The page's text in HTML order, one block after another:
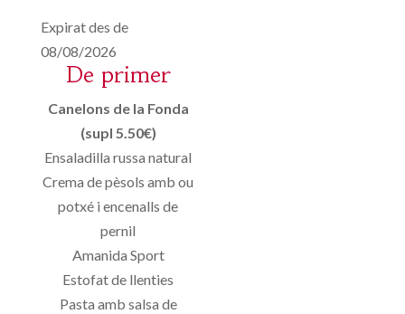
Expirat des de
08/08/2026
De primer
Canelons de la Fonda
(supl 5.50€)
Ensaladilla russa natural
Crema de pèsols amb ou
potxé i encenalls de
pernil
Amanida Sport
Estofat de llenties
Pasta amb salsa de